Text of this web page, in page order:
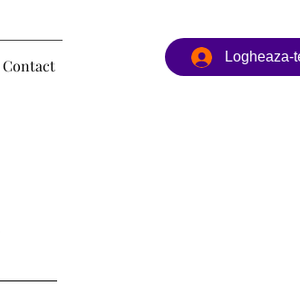
Contact Logheaza-